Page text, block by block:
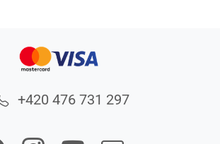
+420 476 731 297